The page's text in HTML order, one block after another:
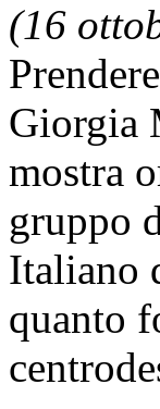
(16
Giorgia
mostra
gruppo
Italiano
quanto